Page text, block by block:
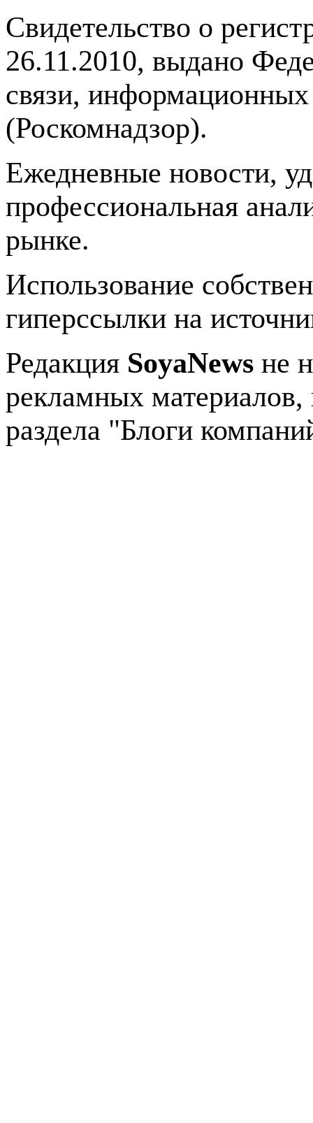
Свидетельство о
26.11.2010, выдано
связи,
(Роскомнадзор).
Ежедневные новости,
профессиональная
рынке.
Использование
гиперссылки на
Редакция SoyaNews не
рекламных
раздела "Блоги